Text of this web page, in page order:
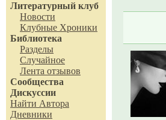
Литературный клуб
Новости
Клубные Хроники
Библиотека
Разделы
Случайное
Лента отзывов
Сообщества
Дискуссии
Найти Автора
Дневники